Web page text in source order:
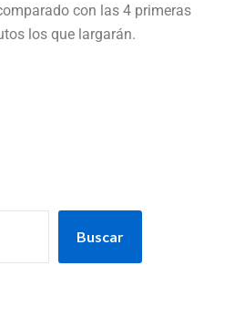
con las 4 primeras
los que largarán.
Buscar